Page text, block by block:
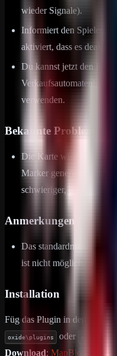
wieder Signale).
Informiert den Spieler,
aktiviert, dass es
Du kannst jetzt den
verwenden.
Bekannte Probleme
Die Karte wird immer
Marker generiert wird.
schwieriger, die Karte zu
Anmerkungen
Das standardmäßige
ist nicht möglich, da dies
Installation
Füg das Plugin in den Order
oxide\plugins oder
Download: MapBlockPlus